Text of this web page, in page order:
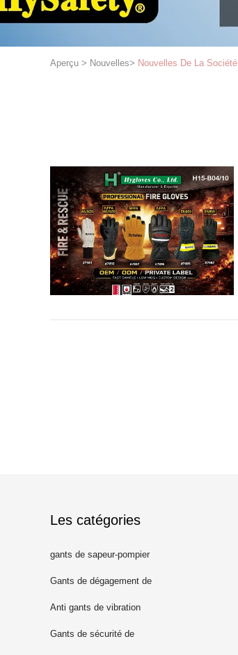
Aperçu > Nouvelles> Nouvelles De La Société
Les catégories
gants de sapeur-pompier
Gants de dégagement de
délivrance
Anti gants de vibration
Gants de sécurité de